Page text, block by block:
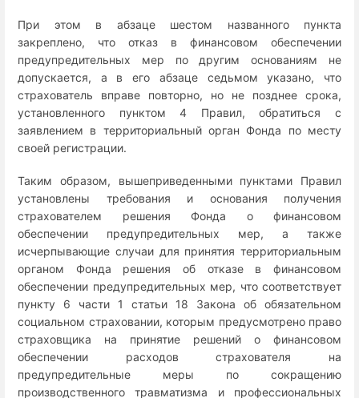
При этом в абзаце шестом названного пункта
закреплено, что отказ в финансовом обеспечении
предупредительных мер по другим основаниям не
допускается, а в его абзаце седьмом указано, что
страхователь вправе повторно, но не позднее срока,
установленного пунктом 4 Правил, обратиться с
заявлением в территориальный орган Фонда по месту
своей регистрации.
Таким образом, вышеприведенными пунктами Правил
установлены требования и основания получения
страхователем решения Фонда о финансовом
обеспечении предупредительных мер, а также
исчерпывающие случаи для принятия территориальным
органом Фонда решения об отказе в финансовом
обеспечении предупредительных мер, что соответствует
пункту 6 части 1 статьи 18 Закона об обязательном
социальном страховании, которым предусмотрено право
страховщика на принятие решений о финансовом
обеспечении расходов страхователя на
предупредительные меры по сокращению
производственного травматизма и профессиональных